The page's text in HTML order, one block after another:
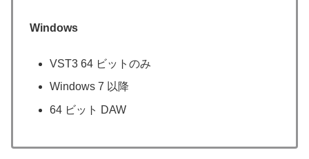
Windows
VST3 64 ビットのみ
Windows 7 以降
64 ビット DAW